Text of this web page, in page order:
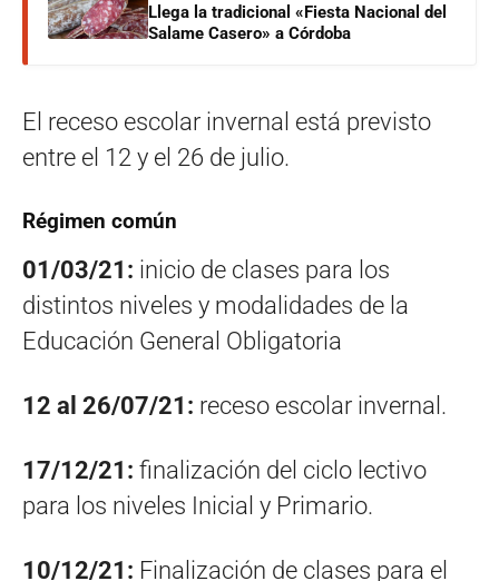
Llega la tradicional «Fiesta Nacional del
Salame Casero» a Córdoba
El receso escolar invernal está previsto
entre el 12 y el 26 de julio.
Régimen común
01/03/21: inicio de clases para los
distintos niveles y modalidades de la
Educación General Obligatoria
12 al 26/07/21: receso escolar invernal.
17/12/21: finalización del ciclo lectivo
para los niveles Inicial y Primario.
10/12/21: Finalización de clases para el